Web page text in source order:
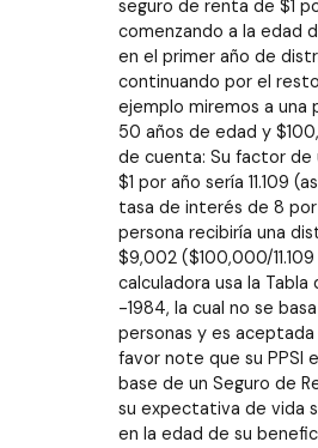
seguro de renta de $1
comenzando a la edad
en el primer año de
continuando por el
ejemplo miremos a una
50 años de edad y
de cuenta: Su factor de
$1 por año sería 11.109
tasa de interés de 8
persona recibiría una
$9,002 ($100,000/
calculadora usa la Tabla
-1984, la cual no se
personas y es aceptada
favor note que su PPSI
base de un Seguro de
su expectativa de vida
en la edad de su